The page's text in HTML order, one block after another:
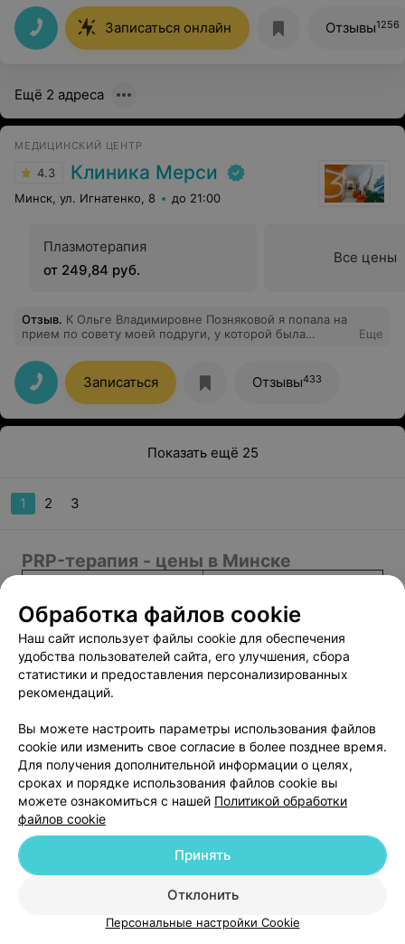
комфорт на приеме и искреннее желание помочь
пациенту найти причину боли.
Записаться онлайн Отзывы1256
Ещё 2 адреса
МЕДИЦИНСКИЙ ЦЕНТР
4.3 Клиника Мерси
Минск, ул. Игнатенко, 8 до 21:00
Плазмотерапия
от 249,84 руб.
Все цены
Отзыв. К Ольге Владимировне Позняковой я попала на
прием по совету моей подруги, у которой была
успешно прошла лечение. В моей семье почти у всех
женщин тоже есть проблема с венами на ногах,
поэтому знаю как важно попасть к хорошему доктору.
Лечение у меня очень успешно прошло. В общем
женщины и мужчины Вам точно к этому доктору, если
Еще
Записаться Отзывы433
Показать ещё 25
1 2 3
PRP-терапия - цены в Минске
пробирки
от 249 руб.
Плазмолифтинг шеи
от 100 руб.
Плазмотерапия кожи лица
от 140 руб.
Плазмотерапия волосистой
части головы
Добавить компанию
Обработка файлов cookie
Наш сайт использует файлы cookie для обеспечения
удобства пользователей сайта, его улучшения, сбора
статистики и предоставления персонализированных
рекомендаций.
Вы можете настроить параметры использования файлов
cookie или изменить свое согласие в более позднее время.
Для получения дополнительной информации о целях,
сроках и порядке использования файлов cookie вы
можете ознакомиться с нашей Политикой обработки
файлов cookie
Отклонить
Принять
Персональные настройки Cookie